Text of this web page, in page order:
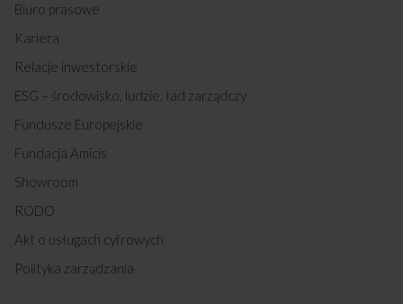
Biuro prasowe
Kariera
Relacje inwestorskie
ESG – środowisko, ludzie, ład zarządczy
Fundusze Europejskie
Fundacja Amicis
Showroom
RODO
Akt o usługach cyfrowych
Polityka zarządzania